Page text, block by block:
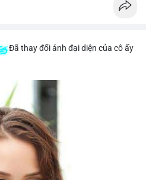
Đã thay đổi ảnh đại diện của cô ấy